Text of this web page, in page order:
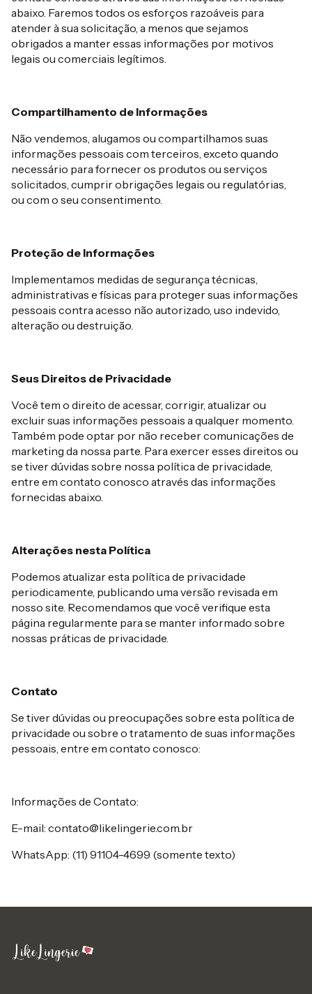
abaixo. Faremos todos os esforços razoáveis para
atender à sua solicitação, a menos que sejamos
obrigados a manter essas informações por motivos
legais ou comerciais legítimos.
Compartilhamento de Informações
Não vendemos, alugamos ou compartilhamos suas
informações pessoais com terceiros, exceto quando
necessário para fornecer os produtos ou serviços
solicitados, cumprir obrigações legais ou regulatórias,
ou com o seu consentimento.
Proteção de Informações
Implementamos medidas de segurança técnicas,
administrativas e físicas para proteger suas informações
pessoais contra acesso não autorizado, uso indevido,
alteração ou destruição.
Seus Direitos de Privacidade
Você tem o direito de acessar, corrigir, atualizar ou
excluir suas informações pessoais a qualquer momento.
Também pode optar por não receber comunicações de
marketing da nossa parte. Para exercer esses direitos ou
se tiver dúvidas sobre nossa política de privacidade,
entre em contato conosco através das informações
fornecidas abaixo.
Alterações nesta Política
Podemos atualizar esta política de privacidade
periodicamente, publicando uma versão revisada em
nosso site. Recomendamos que você verifique esta
página regularmente para se manter informado sobre
nossas práticas de privacidade.
Contato
Se tiver dúvidas ou preocupações sobre esta política de
privacidade ou sobre o tratamento de suas informações
pessoais, entre em contato conosco:
Informações de Contato:
E-mail: contato@likelingerie.com.br
WhatsApp: (11) 91104-4699 (somente texto)